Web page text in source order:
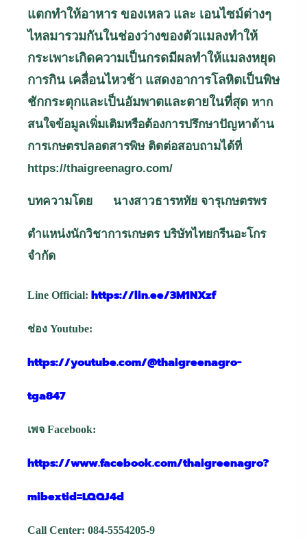
แตกทำให้อาหาร ของเหลว และ เอนไซม์ต่างๆ
ไหลมารวมกันในช่องว่างของตัวแมลงทำให้
กระเพาะเกิดความเป็นกรดมีผลทำให้แมลงหยุด
การกิน เคลื่อนไหวช้า แสดงอาการโลหิตเป็นพิษ
ชักกระตุกและเป็นอัมพาตและตายในที่สุด หาก
สนใจข้อมูลเพิ่มเติมหรือต้องการปรึกษาปัญหาด้าน
การเกษตรปลอดสารพิษ ติดต่อสอบถามได้ที่
https://thaigreenagro.com/
บทความโดย นางสาวธารหทัย จารุเกษตรพร
ตำแหน่งนักวิชาการเกษตร บริษัทไทยกรีนอะโกร
จำกัด
Line Official: https://lin.ee/3M1NXzf
ช่อง Youtube:
https://youtube.com/@thaigreenagro-
tga847
เพจ Facebook:
https://www.facebook.com/thaigreenagro?
mibextid=LQQJ4d
Call Center: 084-5554205-9